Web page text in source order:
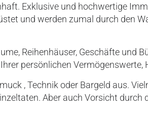
Exklusive und hochwertige
und werden zumal durch den
Reihenhäuser, Geschäfte und
persönlichen
, Technik oder Bargeld aus.
Aber auch Vorsicht